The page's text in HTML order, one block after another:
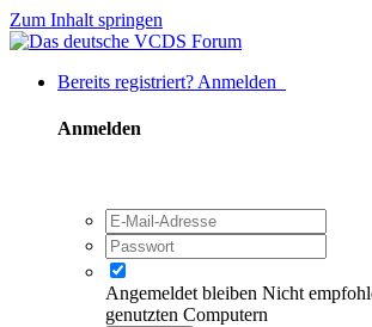
Zum Inhalt springen
Bereits registriert? Anmelden
Anmelden
Angemeldet bleiben Nicht
genutzten Computern